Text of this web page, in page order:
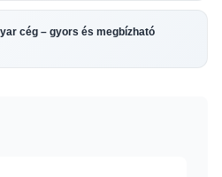
cég – gyors és megbízható